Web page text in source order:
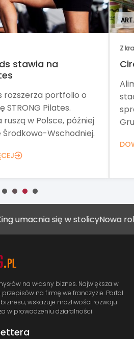
stawia na
rozszerza portfolio o
Pilates.
ruszą w Polsce, później
Środkowo-Wschodniej.
Z
się w stolicyNowa rola
na własny biznes. Największa w
na firmę we franczyzie. Portal
biznesu, wskazuje możliwości rozwoju
w prowadzeniu działalności